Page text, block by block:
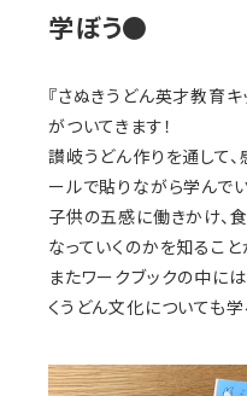
学ぼう●
『さぬきうどん英才教育
がついてきます！
讃岐うどん作りを通して
ールで貼りながら学んでい
子供の五感に働きかけ、
なっていくのかを知ること
またワークブックの中に
くうどん文化についても学